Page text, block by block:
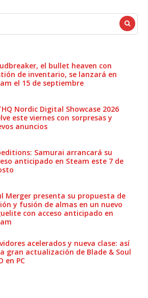
el bullet heaven con
de inventario, se lanzará en
el 15 de septiembre
Nordic Digital Showcase 2026
este viernes con sorpresas y
anuncios
Samurai arrancará su
anticipado en Steam este 7 de
Merger presenta su propuesta de
y fusión de almas en un nuevo
con acceso anticipado en
acelerados y nueva clase: así
gran actualización de Blade & Soul
en PC